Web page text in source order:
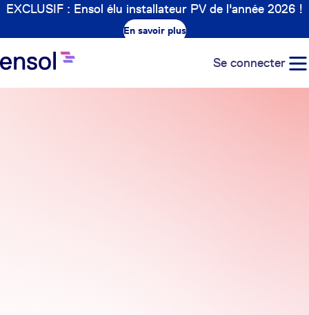
EXCLUSIF : Ensol élu installateur PV de l'année 2026 !
En savoir plus
Se connecter